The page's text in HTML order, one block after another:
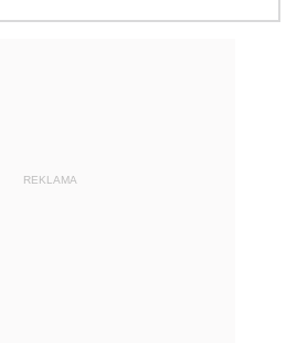
REKLAMA